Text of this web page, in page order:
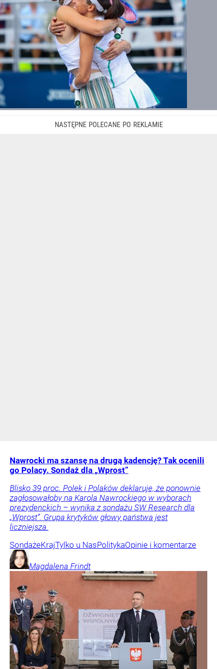
Nawrocki ma szansę na drugą kadencję? Tak ocenili
go Polacy. Sondaż dla „Wprost”
Blisko 39 proc. Polek i Polaków deklaruje, że ponownie
zagłosowałoby na Karola Nawrockiego w wyborach
prezydenckich – wynika z sondażu SW Research dla
„Wprost”. Grupa krytyków głowy państwa jest
liczniejsza.
SondażeKrajTylko u NasPolitykaOpinie i komentarze
Magdalena Frindt